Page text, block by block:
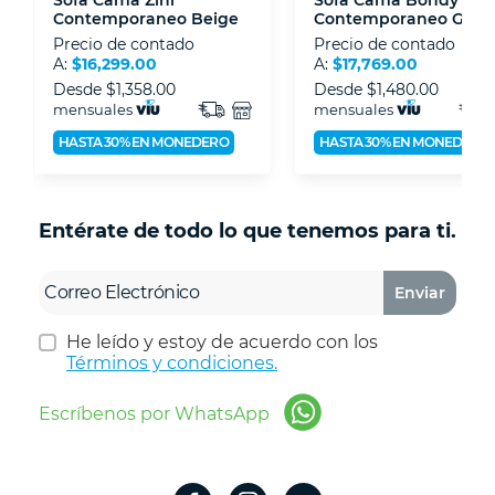
Contemporaneo Beige
Precio de contado
A: $16,299.00
Desde $1,358.00
mensuales
HASTA 30% EN MONEDERO
Contemporaneo Gris
Precio de contado
A: $17,769.00
Desde $1,480.00
mensuales
HASTA 30% EN MONEDERO
Entérate de todo lo que tenemos para ti.
Enviar
He leído y estoy de acuerdo con los
Términos y condiciones.
Escríbenos por WhatsApp